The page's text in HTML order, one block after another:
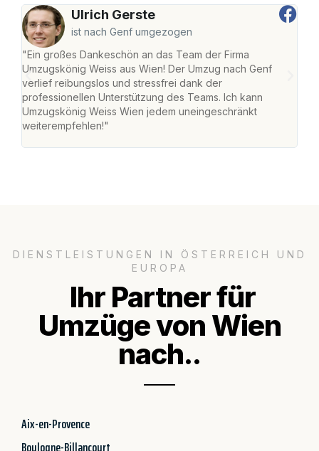
Ulrich Gerste
ist nach Genf umgezogen
"Ein großes Dankeschön an das Team der Firma
Umzugskönig Weiss aus Wien! Der Umzug nach Genf
verlief reibungslos und stressfrei dank der
professionellen Unterstützung des Teams. Ich kann
Umzugskönig Weiss Wien jedem uneingeschränkt
weiterempfehlen!"
DIENSTLEISTUNGEN IN ÖSTERREICH UND
EUROPA
Ihr Partner für
Umzüge von Wien
nach..
Aix-en-Provence